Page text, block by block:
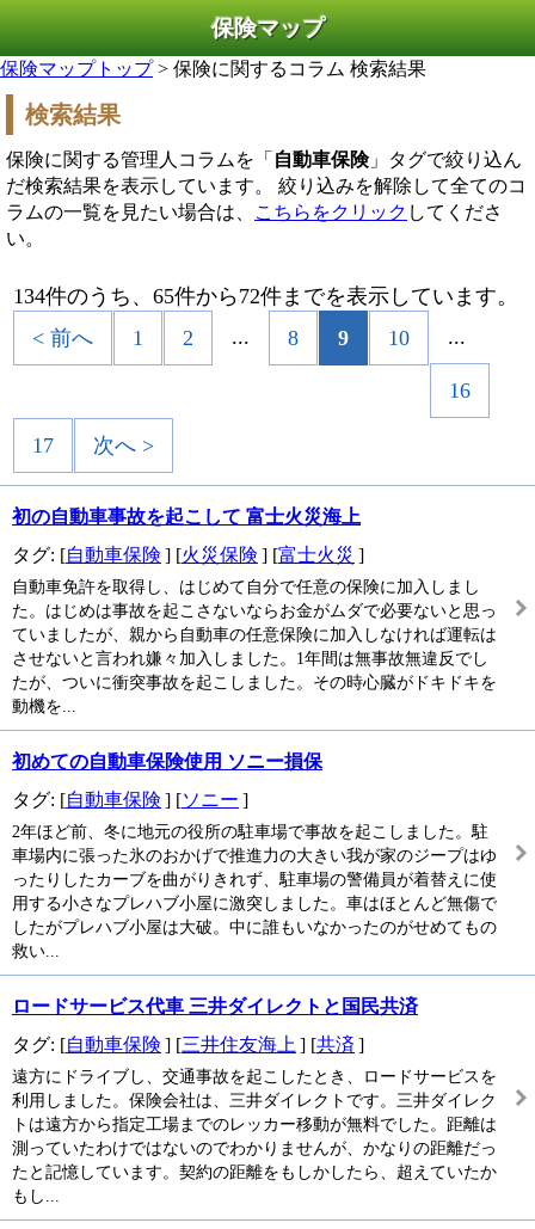
保険マップ
保険マップトップ> 保険に関するコラム 検索結果
検索結果
保険に関する管理人コラムを「 自動車保険」タグで絞り込ん
だ検索結果を表示しています。 絞り込みを解除して全てのコ
ラムの一覧を見たい場合は、
こちらをクリック してくださ
い。
134件のうち、65件から72件までを表示しています。
< 前へ
1 2 ... 8 9 10 ...
16
17 次へ >
初の自動車事故を起こして 富士火災海上
タグ: [自動車保険 ] [火災保険 ] [富士火災 ]
自動車免許を取得し、はじめて自分で任意の保険に加入しまし
た。はじめは事故を起こさないならお金がムダで必要ないと思っ
ていましたが、親から自動車の任意保険に加入しなければ運転は
させないと言われ嫌々加入しました。1年間は無事故無違反でし
たが、ついに衝突事故を起こしました。その時心臓がドキドキを
動機を...
初めての自動車保険使用 ソニー損保
タグ: [自動車保険 ] [ソニー ]
2年ほど前、冬に地元の役所の駐車場で事故を起こしました。駐
車場内に張った氷のおかげで推進力の大きい我が家のジープはゆ
ったりしたカーブを曲がりきれず、駐車場の警備員が着替えに使
用する小さなプレハブ小屋に激突しました。車はほとんど無傷で
したがプレハブ小屋は大破。中に誰もいなかったのがせめてもの
救い...
ロードサービス代車 三井ダイレクトと国民共済
タグ: [自動車保険 ] [三井住友海上 ] [共済 ]
遠方にドライブし、交通事故を起こしたとき、ロードサービスを
利用しました。保険会社は、三井ダイレクトです。三井ダイレク
トは遠方から指定工場までのレッカー移動が無料でした。距離は
測っていたわけではないのでわかりませんが、かなりの距離だっ
たと記憶しています。契約の距離をもしかしたら、超えていたか
もし...